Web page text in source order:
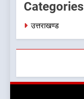
Categories
उत्तराखण्ड